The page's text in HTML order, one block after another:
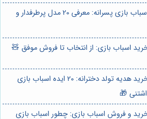
⭐️ راهنمای خرید اسباب بازی پسرانه: معرفی 20 مدل پرطرفدار و
اسباب بازی: از انتخاب تا فروش موفق 🧸
⭐️ راهنمای جامع خرید هدیه تولد دخترانه: 20 ایده اسباب بازی
🎁
و فروش اسباب بازی: چطور اسباب بازی